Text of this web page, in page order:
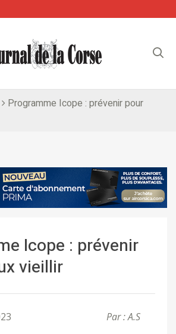
Programme Icope : prévenir pour
Icope : prévenir
vieillir
Par : A.S